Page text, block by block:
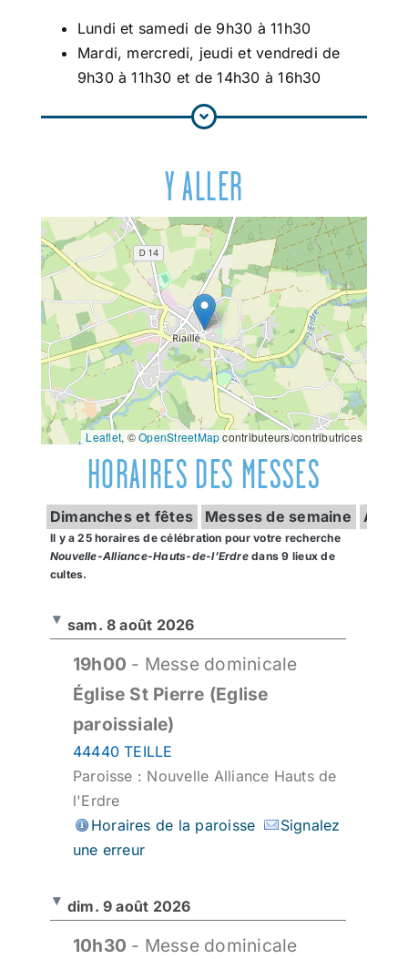
Lundi et samedi de 9h30 à 11h30
Mardi, mercredi, jeudi et vendredi de
9h30 à 11h30 et de 14h30 à 16h30
Y ALLER
Leaflet, ©OpenStreetMapcontributeurs/contributrices
HORAIRES DES MESSES
Dimanches et fêtes Messes de semaine
Il y a 25 horaires de célébration pour votre recherche
Nouvelle-Alliance-Hauts-de-l’Erdredans9 lieux de
cultes.
sam. 8 août 2026
19h00 - Messe dominicale
Église St Pierre (Eglise
paroissiale)
44440 TEILLE
Paroisse : Nouvelle Alliance Hauts de
l'Erdre
Horaires de la paroisse
Signalez
une erreur
dim. 9 août 2026
10h30 - Messe dominicale